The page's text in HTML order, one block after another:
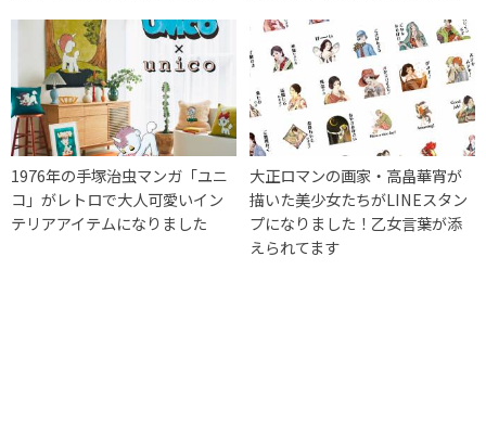
1976年の手塚治虫マンガ「ユニ
コ」がレトロで大人可愛いイン
テリアアイテムになりました
大正ロマンの画家・高畠華宵が
描いた美少女たちがLINEスタン
プになりました！乙女言葉が添
えられてます